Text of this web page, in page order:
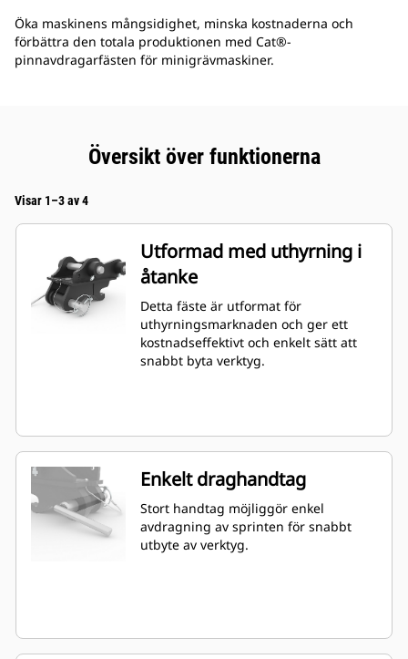
Öka maskinens mångsidighet, minska kostnaderna och
förbättra den totala produktionen med Cat®-
pinnavdragarfästen för minigrävmaskiner.
Översikt över funktionerna
Visar 1–3 av 4
Utformad med uthyrning i
åtanke
Detta fäste är utformat för
uthyrningsmarknaden och ger ett
kostnadseffektivt och enkelt sätt att
snabbt byta verktyg.
Enkelt draghandtag
Stort handtag möjliggör enkel
avdragning av sprinten för snabbt
utbyte av verktyg.